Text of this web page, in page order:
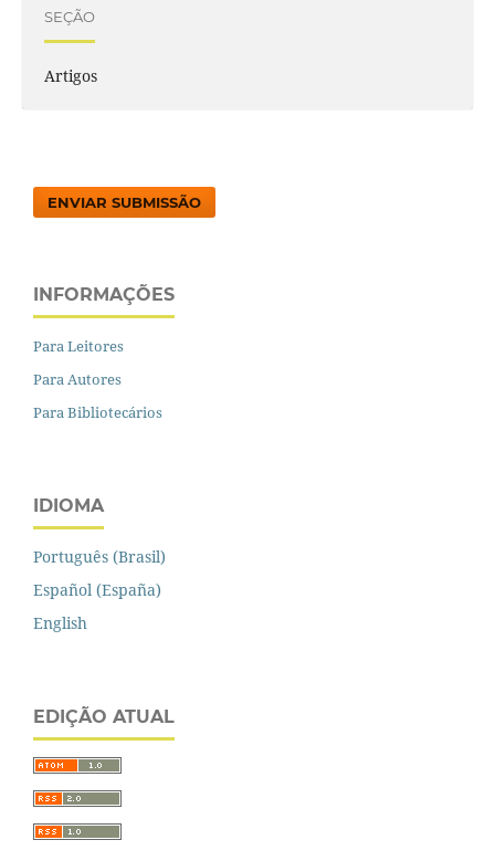
SEÇÃO
Artigos
ENVIAR SUBMISSÃO
INFORMAÇÕES
Para Leitores
Para Autores
Para Bibliotecários
IDIOMA
Português (Brasil)
Español (España)
English
EDIÇÃO ATUAL